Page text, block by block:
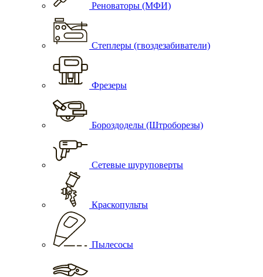
Реноваторы (МФИ)
Степлеры (гвоздезабиватели)
Фрезеры
Бороздоделы (Штроборезы)
Сетевые шуруповерты
Краскопульты
Пылесосы